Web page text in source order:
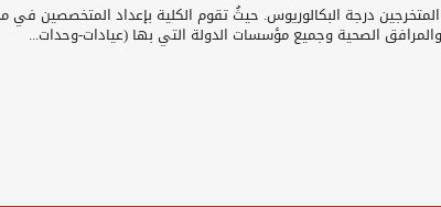
درجة البكالوريوس. حيثُ تقوم الكلية بإعداد المتخصصين
الصحية وجميع مؤسسات الدولة التي بها (عيادات-وحدات...